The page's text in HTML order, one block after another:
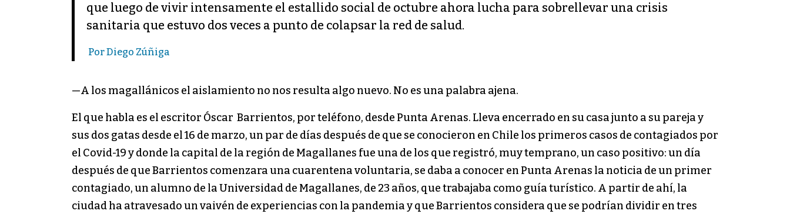
que luego de vivir intensamente el estallido social de octubre ahora lucha para sobrellevar una crisis
sanitaria que estuvo dos veces a punto de colapsar la red de salud.
Por Diego Zúñiga
—A los magallánicos el aislamiento no nos resulta algo nuevo. No es una palabra ajena.
El que habla es el escritor Óscar Barrientos, por teléfono, desde Punta Arenas. Lleva encerrado en su casa junto a su pareja y
sus dos gatas desde el 16 de marzo, un par de días después de que se conocieron en Chile los primeros casos de contagiados por
el Covid-19 y donde la capital de la región de Magallanes fue una de los que registró, muy temprano, un caso positivo: un día
después de que Barrientos comenzara una cuarentena voluntaria, se daba a conocer en Punta Arenas la noticia de un primer
contagiado, un alumno de la Universidad de Magallanes, de 23 años, que trabajaba como guía turístico. A partir de ahí, la
ciudad ha atravesado un vaivén de experiencias con la pandemia y que Barrientos considera que se podrían dividir en tres